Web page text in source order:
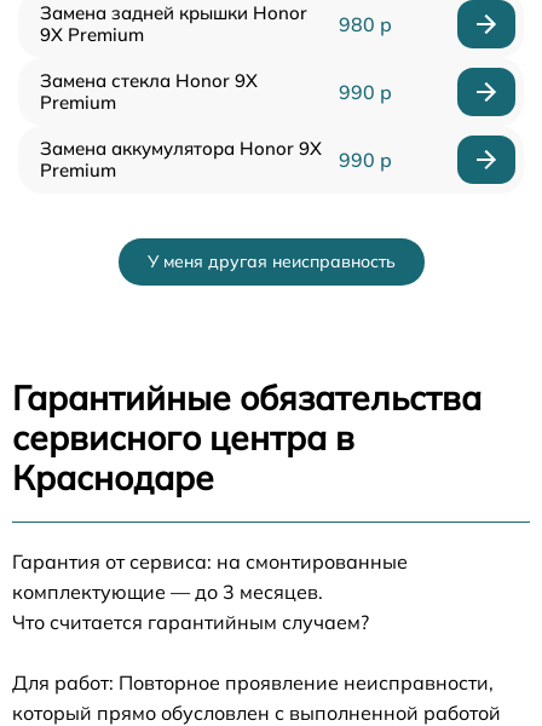
Замена задней крышки Honor
9X Premium
980 р
Замена стекла Honor 9X
Premium
990 р
Замена аккумулятора Honor 9X
Premium
990 р
У меня другая неисправность
Гарантийные обязательства
сервисного центра в
Краснодаре
Гарантия от сервиса: на смонтированные
комплектующие — до 3 месяцев.
Что считается гарантийным случаем?
Для работ: Повторное проявление неисправности,
который прямо обусловлен с выполненной работой